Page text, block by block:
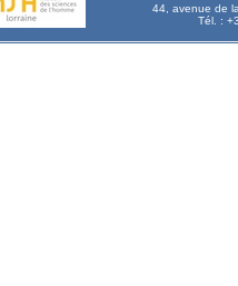
44, avenue de
Tél. :